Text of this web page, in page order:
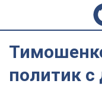
политик с